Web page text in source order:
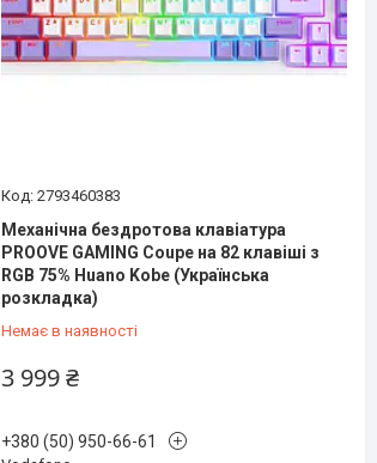
2793460383
Механічна бездротова клавіатура
PROOVE GAMING Coupe на 82 клавіші з
RGB 75% Huano Kobe (Українська
розкладка)
Немає в наявності
3 999 ₴
+380 (50) 950-66-61